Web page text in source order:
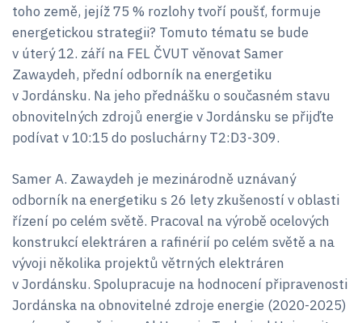
toho země, jejíž 75 % rozlohy tvoří poušť, formuje
energetickou strategii? Tomuto tématu se bude
v úterý 12. září na FEL ČVUT věnovat Samer
Zawaydeh, přední odborník na energetiku
v Jordánsku. Na jeho přednášku o současném stavu
obnovitelných zdrojů energie v Jordánsku se přijďte
podívat v 10:15 do posluchárny T2:D3-309.
Samer A. Zawaydeh je mezinárodně uznávaný
odborník na energetiku s 26 lety zkušeností v oblasti
řízení po celém světě. Pracoval na výrobě ocelových
konstrukcí elektráren a rafinérií po celém světě a na
vývoji několika projektů větrných elektráren
v Jordánsku. Spolupracuje na hodnocení připravenosti
Jordánska na obnovitelné zdroje energie (2020-2025)